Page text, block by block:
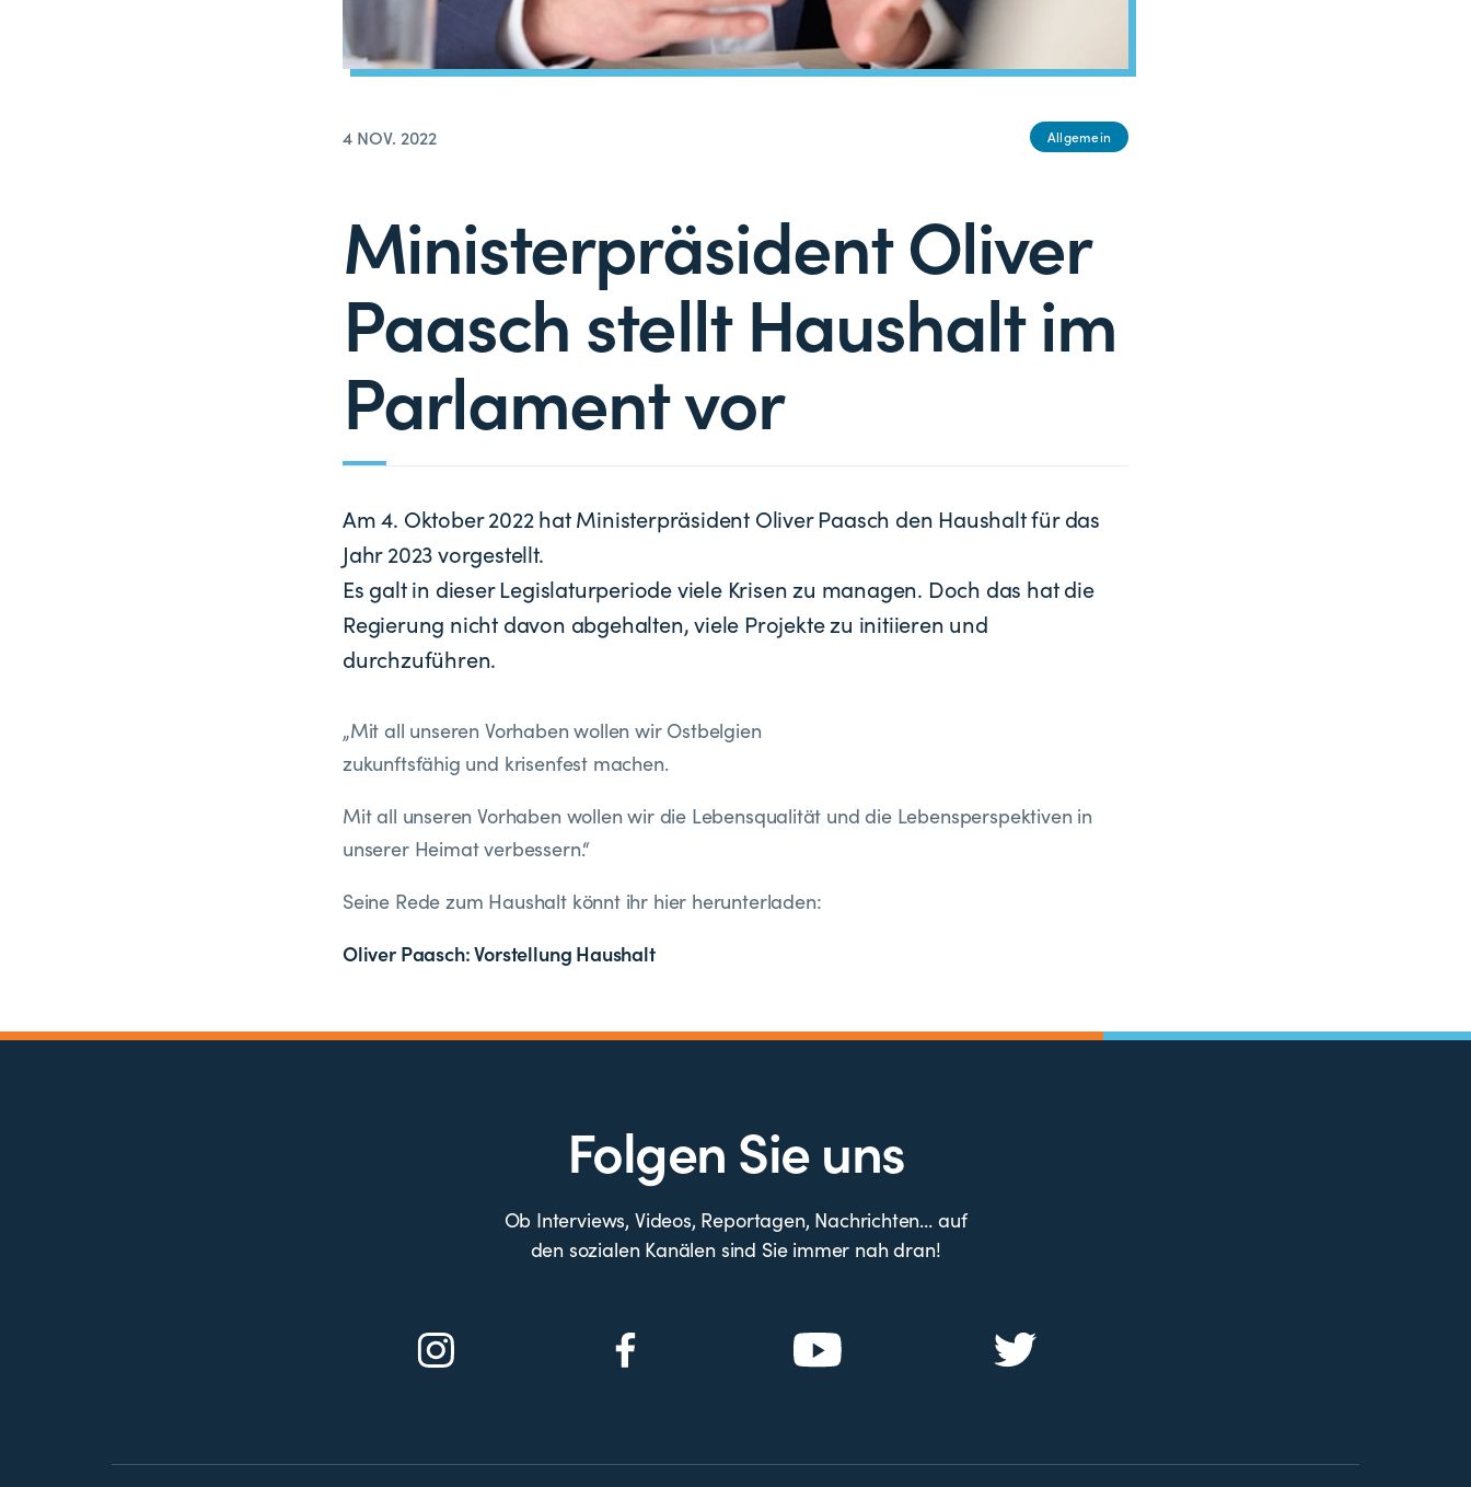
4 NOV. 2022 Allgemein
Ministerpräsident Oliver
Paasch stellt Haushalt im
Parlament vor
Am 4. Oktober 2022 hat Ministerpräsident Oliver Paasch den Haushalt für das
Jahr 2023 vorgestellt.
Es galt in dieser Legislaturperiode viele Krisen zu managen. Doch das hat die
Regierung nicht davon abgehalten, viele Projekte zu initiieren und
durchzuführen.
„Mit all unseren Vorhaben wollen wir Ostbelgien
zukunftsfähig und krisenfest machen.
Mit all unseren Vorhaben wollen wir die Lebensqualität und die Lebensperspektiven in
unserer Heimat verbessern.“
Seine Rede zum Haushalt könnt ihr hier herunterladen:
Oliver Paasch: Vorstellung Haushalt
Folgen Sie uns
Ob Interviews, Videos, Reportagen, Nachrichten… auf
den sozialen Kanälen sind Sie immer nah dran!